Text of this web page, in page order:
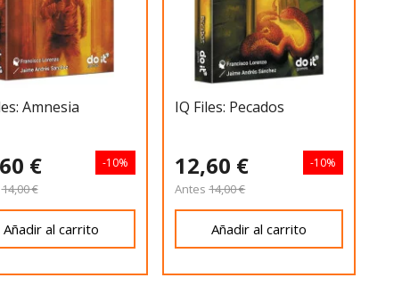
Amnesia
€
14,00 €
-10%
Añadir al carrito
IQ Files: Pecados
12,60 €
Antes 14,00 €
-10%
Añadir al carrito